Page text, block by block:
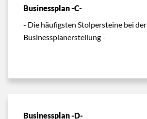
Businessplan -C-
- Die häufigsten Stolpersteine bei der
Businessplanerstellung -
Businessplan -D-